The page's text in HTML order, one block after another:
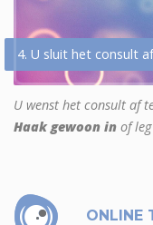
4. U sluit het consult
U wenst het consult af
Haak gewoon in of
ONLINE